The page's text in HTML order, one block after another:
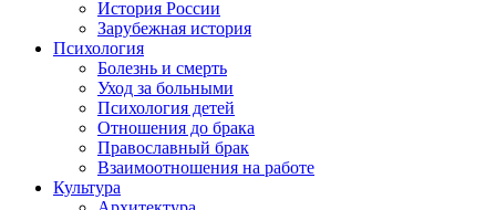
История России
Зарубежная история
Психология
Болезнь и смерть
Уход за больными
Психология детей
Отношения до брака
Православный брак
Взаимоотношения на работе
Культура